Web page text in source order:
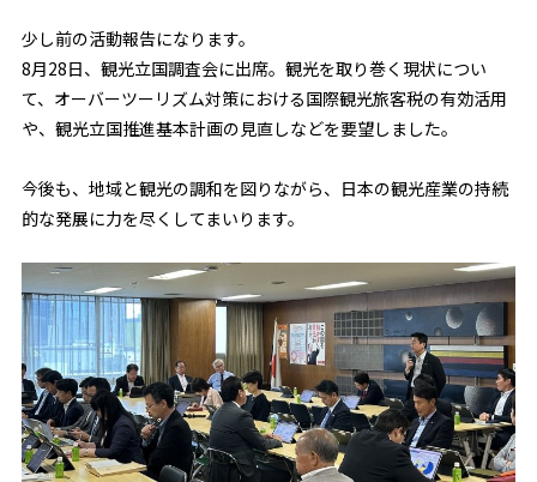
少し前の活動報告になります。
8月28日、観光立国調査会に出席。観光を取り巻く現状につい
て、オーバーツーリズム対策における国際観光旅客税の有効活用
や、観光立国推進基本計画の見直しなどを要望しました。
今後も、地域と観光の調和を図りながら、日本の観光産業の持続
的な発展に力を尽くしてまいります。